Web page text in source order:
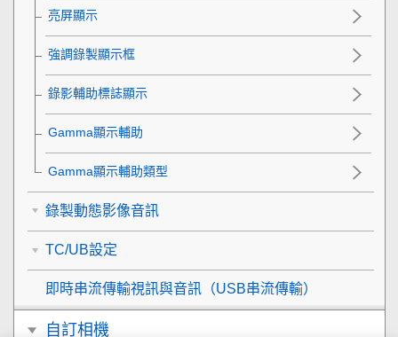
亮屏顯示
強調錄製顯示框
錄影輔助標誌顯示
Gamma顯示輔助
Gamma顯示輔助類型
錄製動態影像音訊
TC/UB設定
即時串流傳輸視訊與音訊（USB串流傳輸）
自訂相機